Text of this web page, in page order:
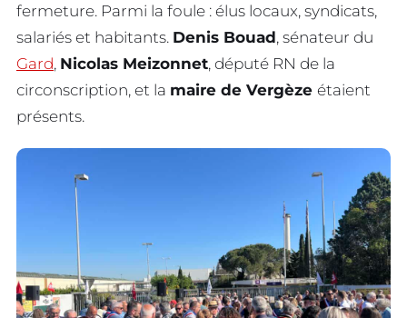
fermeture. Parmi la foule : élus locaux, syndicats,
salariés et habitants. Denis Bouad, sénateur du
Gard, Nicolas Meizonnet, député RN de la
circonscription, et la maire de Vergèze étaient
présents.